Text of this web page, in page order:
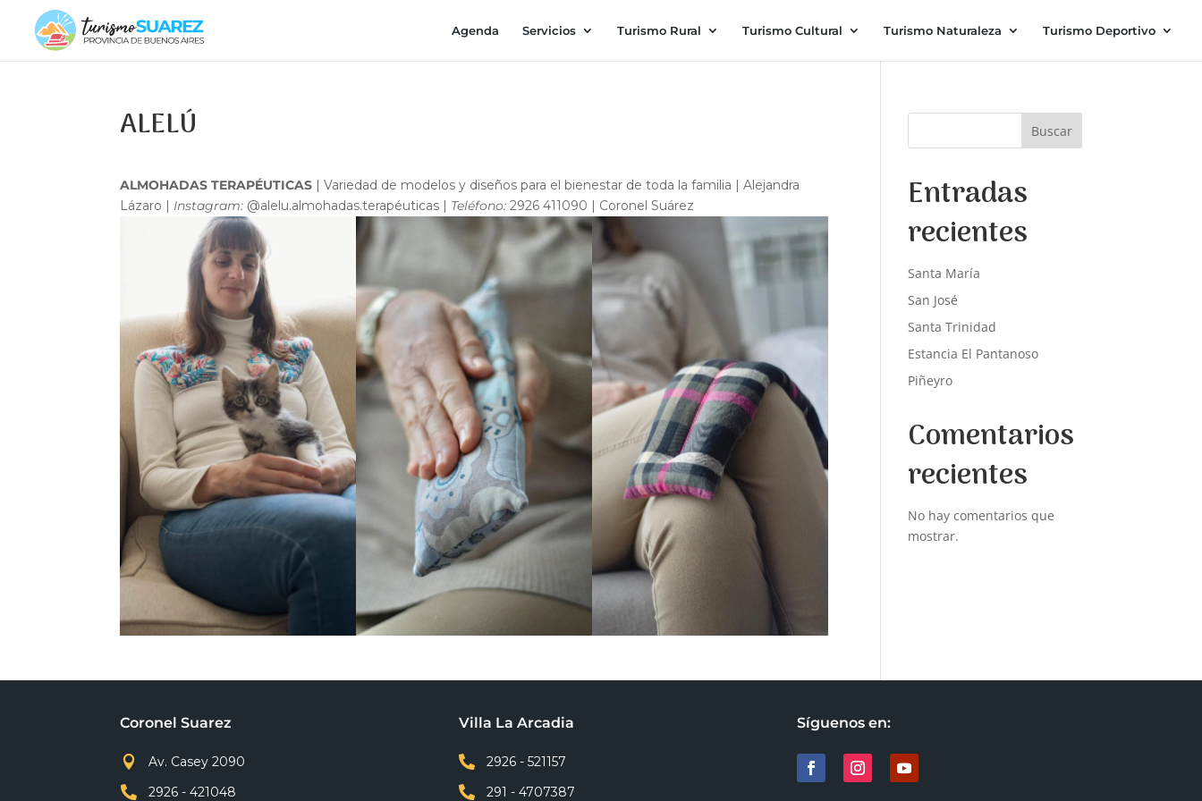
Agenda Servicios Turismo Rural Turismo Cultural Turismo Naturaleza Turismo Deportivo
ALELÚ
ALMOHADAS TERAPÉUTICAS | Variedad de modelos y diseños para el bienestar de toda la familia | Alejandra
Lázaro | Instagram: @alelu.almohadas.terapéuticas | Teléfono: 2926 411090 | Coronel Suárez
Buscar
Entradas
recientes
Santa María
San José
Santa Trinidad
Estancia El Pantanoso
Piñeyro
Comentarios
recientes
No hay comentarios que
mostrar.
Coronel Suarez

Av. Casey 2090

2926 - 421048
Villa La Arcadia

2926 - 521157

291 - 4707387
Síguenos en: